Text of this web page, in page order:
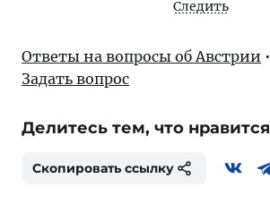
Следить
Ответы на вопросы об Австрии •
Задать вопрос
Делитесь тем, что нравится
Скопировать ссылку